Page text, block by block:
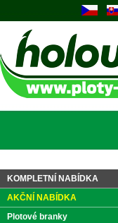
KOMPLETNÍ NABÍDKA
AKČNÍ NABÍDKA
Plotové branky